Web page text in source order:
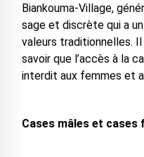
Biankouma-Village,
sage et discrète qui a
valeurs traditionnelles.
savoir que l’accès à la
interdit aux femmes et
Cases mâles et cases